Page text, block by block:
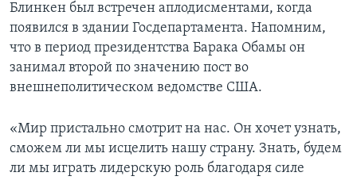
Блинкен был встречен аплодисментами, когда
появился в здании Госдепартамента. Напомним,
что в период президентства Барака Обамы он
занимал второй по значению пост во
внешнеполитическом ведомстве США.
«Мир пристально смотрит на нас. Он хочет узнать,
сможем ли мы исцелить нашу страну. Знать, будем
ли мы играть лидерскую роль благодаря силе